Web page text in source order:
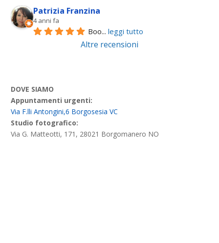
Patrizia Franzina
4 anni fa
Boo... leggi tutto
Altre recensioni
DOVE SIAMO
Appuntamenti urgenti:
Via F.lli Antongini,6 Borgosesia VC
Studio fotografico:
Via G. Matteotti, 171, 28021 Borgomanero NO